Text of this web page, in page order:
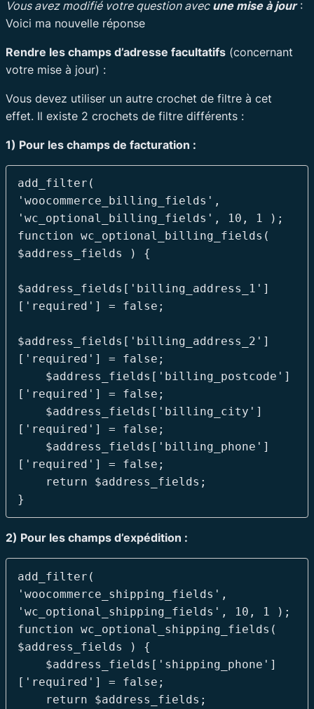
Vous avez modifié votre question avec une mise à jour:
Voici ma nouvelle réponse
Rendre les champs d’adresse facultatifs (concernant
votre mise à jour) :
Vous devez utiliser un autre crochet de filtre à cet
effet. Il existe 2 crochets de filtre différents :
1) Pour les champs de facturation :
add_filter(
'woocommerce_billing_fields',
'wc_optional_billing_fields', 10, 1 );
function wc_optional_billing_fields(
$address_fields ) {
$address_fields['billing_address_1']
['required'] = false;
$address_fields['billing_address_2']
['required'] = false;
['required'] = false;
['required'] = false;
['required'] = false;
2) Pour les champs d’expédition :
add_filter(
'woocommerce_shipping_fields',
'wc_optional_shipping_fields', 10, 1 );
function wc_optional_shipping_fields(
$address_fields ) {
['required'] = false;